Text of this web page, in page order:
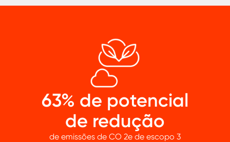
63% de potencial
de redução
de emissões de CO 2e de escopo 3